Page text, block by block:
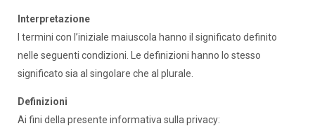
Interpretazione
I termini con l’iniziale maiuscola hanno il significato definito
nelle seguenti condizioni. Le definizioni hanno lo stesso
significato sia al singolare che al plurale.
Definizioni
Ai fini della presente informativa sulla privacy: